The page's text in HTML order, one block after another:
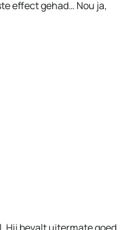
effect gehad… Nou ja,